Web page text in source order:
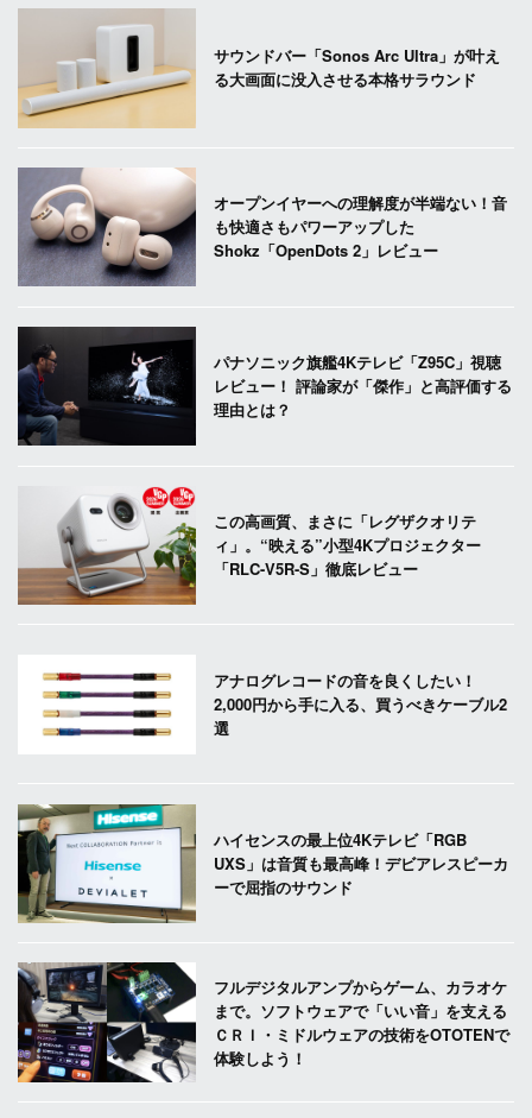
サウンドバー「Sonos Arc Ultra」が叶え
る大画面に没入させる本格サラウンド
オープンイヤーへの理解度が半端ない！音
も快適さもパワーアップした
Shokz「OpenDots 2」レビュー
パナソニック旗艦4Kテレビ「Z95C」視聴
レビュー！ 評論家が「傑作」と高評価する
理由とは？
この高画質、まさに「レグザクオリテ
ィ」。“映える”小型4Kプロジェクター
「RLC-V5R-S」徹底レビュー
アナログレコードの音を良くしたい！
2,000円から手に入る、買うべきケーブル2
選
ハイセンスの最上位4Kテレビ「RGB
UXS」は音質も最高峰！デビアレスピーカ
ーで屈指のサウンド
フルデジタルアンプからゲーム、カラオケ
まで。ソフトウェアで「いい音」を支える
ＣＲＩ・ミドルウェアの技術をOTOTENで
体験しよう！